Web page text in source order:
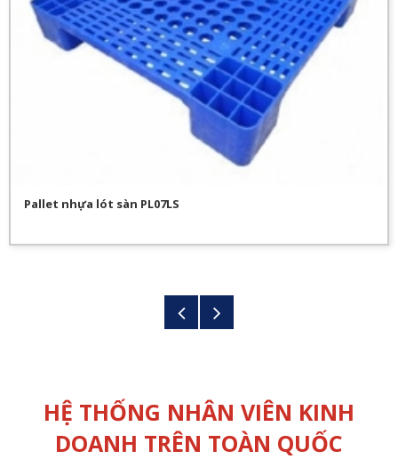
Pallet nhựa lót sàn PL07LS
HỆ THỐNG NHÂN VIÊN KINH
DOANH TRÊN TOÀN QUỐC